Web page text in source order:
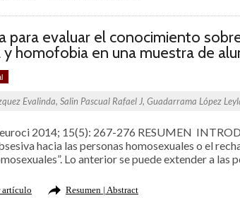
para evaluar el conocimiento
y homofobia en una muestra de
Evalinda, Salin Pascual Rafael J, Guadarrama López
2014; 15(5): 267-276 RESUMEN
hacia las personas homosexuales o el
Lo anterior se puede extender a las
artículo Resumen | Abstract